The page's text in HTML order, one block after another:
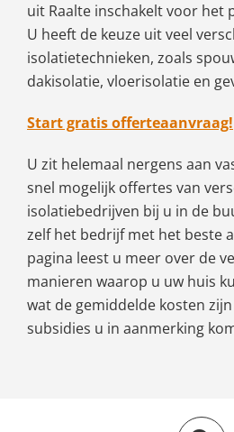
uit Raalte inschakelt voor het
U heeft de keuze uit veel
isolatietechnieken, zoals
dakisolatie, vloerisolatie en
Start gratis offerteaanvraag!
U zit helemaal nergens aan
snel mogelijk offertes van
isolatiebedrijven bij u in de
zelf het bedrijf met het beste
pagina leest u meer over de
manieren waarop u uw huis
wat de gemiddelde kosten
subsidies u in aanmerking